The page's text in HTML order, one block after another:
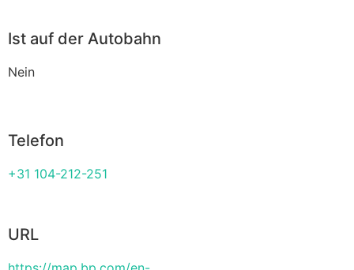
Ist auf der Autobahn
Nein
Telefon
+31 104-212-251
URL